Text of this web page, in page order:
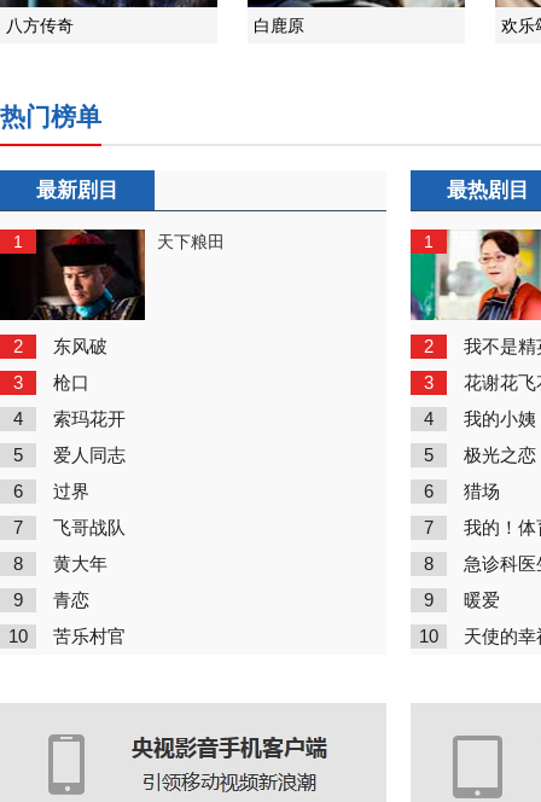
八方传奇 白鹿原 欢乐
热门榜单
最新剧目
1 天下粮田
2 东风破
3 枪口
4 索玛花开
5 爱人同志
6 过界
7 飞哥战队
8 黄大年
9 青恋
10 苦乐村官
最热剧目
1
2 我不是精
3 花谢花飞
4 我的小姨
5 极光之恋
6 猎场
7 我的！体
8 急诊科医
9 暖爱
10 天使的幸